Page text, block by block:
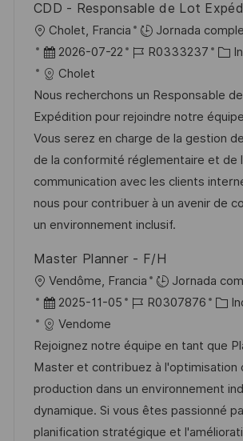
b
l
i
c
a
c
i
ó
n
o
CDD - Responsable de Lot
U
b
c
a
c
i
ó
n
Cholet, Francia
Jornada
F
e
c
h
a
d
e
p
u
l
i
c
a
c
i
ó
n
2026-07-22
I
d
e
e
m
p
l
e
R0333237
C
t
e
g
o
r
í
Cholet
Nous recherchons un Responsable
Expédition pour rejoindre notre
Vous serez en charge de la gestion
de la conformité réglementaire et de
communication avec les clients
nous pour contribuer à un avenir de
un environnement inclusif.
Master Planner - F/H
U
b
c
a
c
i
ó
Vendôme, Francia
Jornada
F
e
c
h
a
d
e
2025-11-05
I
d
e
e
m
p
R0307876
C
t
e
g
o
r
Vendome
Rejoignez notre équipe en tant que
Master et contribuez à l'optimisation
production dans un environnement
dynamique. Si vous êtes passionné
planification stratégique et